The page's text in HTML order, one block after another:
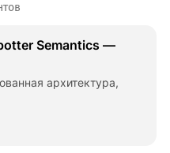
Semantics —
архитектура,